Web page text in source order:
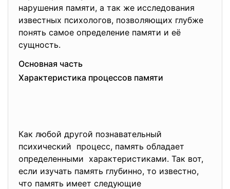
нарушения памяти, а так же исследования
известных психологов, позволяющих глубже
понять самое определение памяти и её
сущность.
Основная часть
Характеристика процессов памяти
Как любой другой познавательный
психический процесс, память обладает
определенными характеристиками. Так вот,
если изучать память глубинно, то известно,
что память имеет следующие